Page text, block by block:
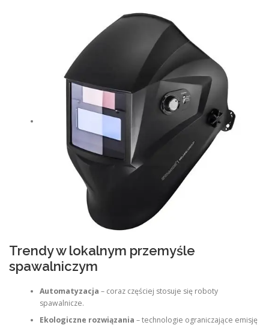
Trendy w lokalnym przemyśle
spawalniczym
Automatyzacja – coraz częściej stosuje się roboty
spawalnicze.
Ekologiczne rozwiązania – technologie ograniczające emisję